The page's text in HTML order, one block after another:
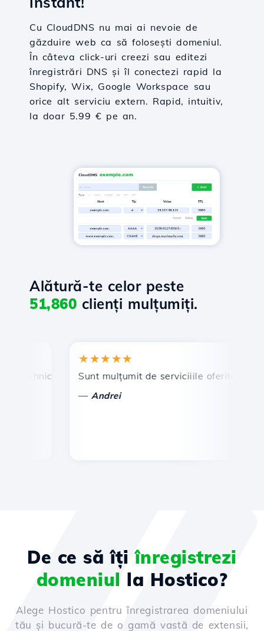
Cu CloudDNS nu mai ai nevoie de
găzduire web ca să folosești domeniul.
În câteva click-uri creezi sau editezi
înregistrări DNS și îl conectezi rapid la
Shopify, Wix, Google Workspace sau
orice alt serviciu extern. Rapid, intuitiv,
la doar 5.99 € pe an.
Alătură-te celor peste
51,860 clienți mulțumiți.
prompt și eficient.
★★★★★
Sunt mulțumit de serviciiile oferite de
Andrei
De ce să îțiînregistrezi
domeniul la Hostico?
Alege Hostico pentru înregistrarea domeniului
tău și bucură-te de o gamă vastă de extensii,